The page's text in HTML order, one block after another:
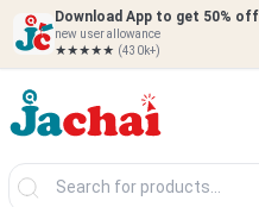
Download App to get 50% off
new user allowance
★★★★★ (430k+)